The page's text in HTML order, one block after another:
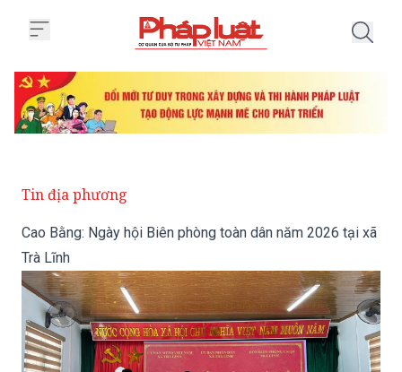
Tin địa phương
Cao Bằng: Ngày hội Biên phòng toàn dân năm 2026 tại xã
Trà Lĩnh